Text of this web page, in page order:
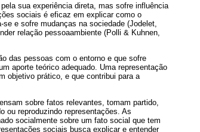
sua experiência direta, mas sofre influência
sociais é eficaz em explicar como o
e sofre mudanças na sociedade (Jodelet,
relação pessoaambiente (Polli & Kuhnen,
das pessoas com o entorno e que sofre
aporte teórico adequado. Uma representação
objetivo prático, e que contribui para a
sobre fatos relevantes, tomam partido,
ou reproduzindo representações. As
socialmente sobre um fato social que tem
sociais busca explicar e entender